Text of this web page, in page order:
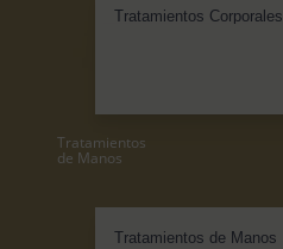
Tratamientos Corporales
Tratamientos
de Manos
Tratamientos de Manos